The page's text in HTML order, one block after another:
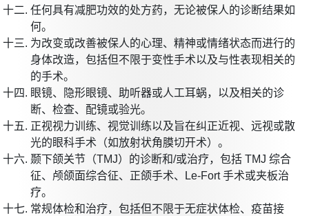
任何具有减肥功效的处方药，无论被保人的诊断结果如
何。
为改变或改善被保人的心理、精神或情绪状态而进行的
身体改造，包括但不限于变性手术以及与性表现相关的
的手术。
眼镜、隐形眼镜、助听器或人工耳蜗，以及相关的诊
断、检查、配镜或验光。
正视视力训练、视觉训练以及旨在纠正近视、远视或散
光的眼科手术（如放射状角膜切开术）。
颞下颌关节（TMJ）的诊断和/或治疗，包括 TMJ 综合
征、颅颌面综合征、正颌手术、Le-Fort 手术或夹板治
疗。
常规体检和治疗，包括但不限于无症状体检、疫苗接